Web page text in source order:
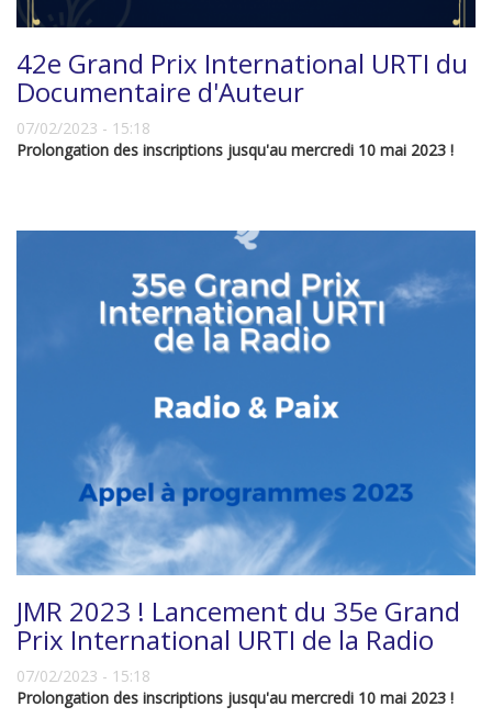
42e Grand Prix International URTI du
Documentaire d'Auteur
07/02/2023 - 15:18
Prolongation des inscriptions jusqu'au mercredi 10 mai 2023 !
JMR 2023 ! Lancement du 35e Grand
Prix International URTI de la Radio
07/02/2023 - 15:18
Prolongation des inscriptions jusqu'au mercredi 10 mai 2023 !